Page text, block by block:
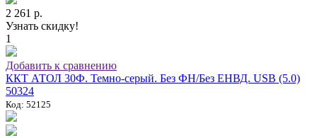
2 261 р.
Узнать скидку!
1
Добавить к сравнению
ККТ АТОЛ 30Ф. Темно-серый. Без ФН/Без ЕНВД. USB (5.0)
50324
Код: 52125